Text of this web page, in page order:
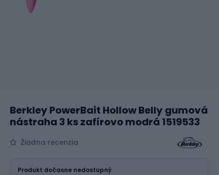
Berkley PowerBait Hollow Belly gumová
nástraha 3 ks zafírovo modrá 1519533
Žiadna recenzia
Produkt dočasne nedostupný